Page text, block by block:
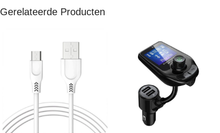
Gerelateerde Producten